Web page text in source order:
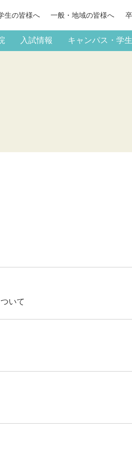
生の皆様へ 一般・地域の皆様へ
入試情報 キャンパス・学
いて